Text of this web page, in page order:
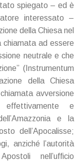
spiegato – ed è
interessato –
della Chiesa nel
chiamata ad essere
neutrale e che
(Instrumentum
della Chiesa
avversione
e
e la
dell’Apocalisse;
anziché l’autorità
nell’ufficio